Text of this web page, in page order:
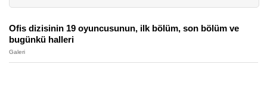
Ofis dizisinin 19 oyuncusunun, ilk bölüm, son bölüm ve
bugünkü halleri
Galeri